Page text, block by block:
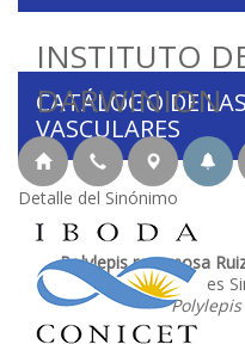
INSTITUTO
DARWINION
CATÁLOGO DE
VASCULARES
Detalle del Sinónimo
Polylepis racemosa
es